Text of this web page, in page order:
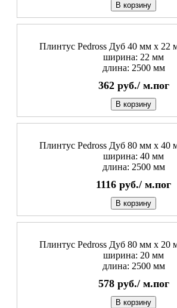
В корзину
Плинтус Pedross Дуб 40 мм х 22
ширина: 22 мм
длина: 2500 мм
362 руб./ м.пог
В корзину
Плинтус Pedross Дуб 80 мм х 40
ширина: 40 мм
длина: 2500 мм
1116 руб./ м.пог
В корзину
Плинтус Pedross Дуб 80 мм х 20
ширина: 20 мм
длина: 2500 мм
578 руб./ м.пог
В корзину